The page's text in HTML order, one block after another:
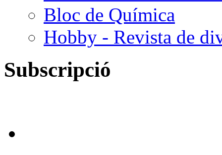
Bloc de Química
Hobby - Revista de
Subscripció